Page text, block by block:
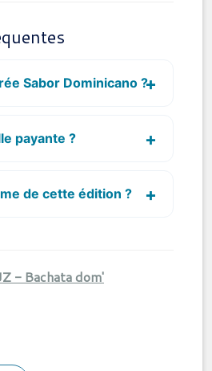
Sabor Dominicano ?
payante ?
de cette édition ?
- Bachata dom'